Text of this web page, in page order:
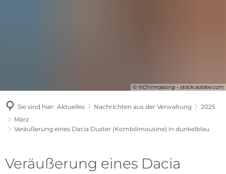
© ©Chinnapong - stock.adobe.com
Sie sind hier: Aktuelles Nachrichten aus der Verwaltung
2025
März
Veräußerung eines Dacia Duster (Kombilimousine) in dunkelblau
Veräußerung eines Dacia